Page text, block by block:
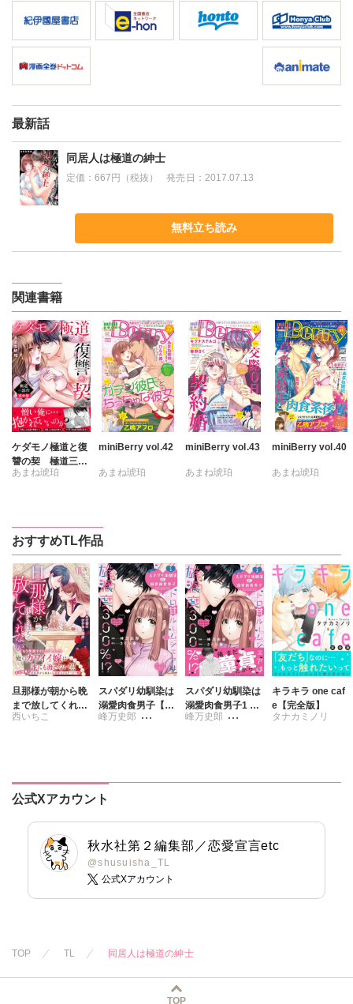
最新話
同居人は極道の紳士
定価：667円（税抜） 発売日： 2017.07.13
無料立ち読み
関連書籍
ケダモノ極道と復
讐の契 極道三部
作完全版
あまね琥珀
miniBerry vol.42
あまね琥珀
維眞蜜水
乙鳴アフロ
日浦亜紀
風雅ゆゆ
miniBerry vol.43
あまね琥珀
春野さく
日浦亜紀
風雅ゆゆ
さんかく
miniBerry vol.40
あまね琥珀
寿すず 春野さく
日浦亜紀
風雅ゆゆ
さんかく
おすすめTL作品
旦那様が朝から晩
まで放してくれな
いⅧ エッチで甘い
西いちこ
スパダリ幼馴染は
溺愛肉食男子【単
行本版】1トロ甘
峰万史郎
スパダリ幼馴染は
溺愛肉食男子1 ト
ロ甘ルームシェア
峰万史郎
キラキラ one caf
e【完全版】
タナカミノリ
公式Xアカウント
秋水社第２編集部／恋愛宣言etc
@shusuisha_TL
公式Xアカウント
TOP TL 同居人は極道の紳士
TOP